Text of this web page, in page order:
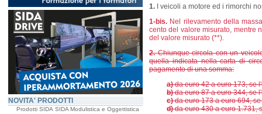
NOVITA' PRODOTTI
Prodotti SIDA SIDA Modulistica e Oggettistica
1.
I veicoli a motore ed i rimorchi
1-bis. Nel rilevamento della
cento del valore misurato, mentre
del valore misurato (**).
2.Chiunque circola con un
quella indicata nella carta di
pagamento di una somma:
a)da euro 42 a euro 173, se
b)da euro 87 a euro 344, se
c)da euro 173 a euro 694,
d)da euro 430 a euro 1.731,